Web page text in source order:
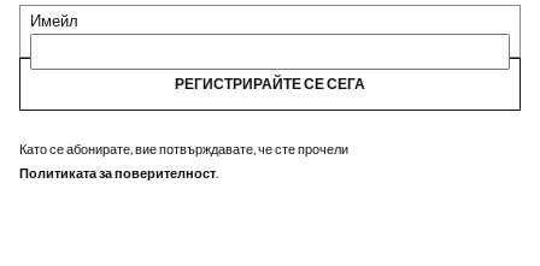
Имейл
РЕГИСТРИРАЙТЕ СЕ СЕГА
Като се абонирате, вие потвърждавате, че сте прочели
Политиката за поверителност.